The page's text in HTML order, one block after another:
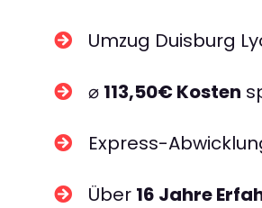
Umzug Duisburg
⌀ 113,50€ Kosten
Express-
Über 16 Jahre